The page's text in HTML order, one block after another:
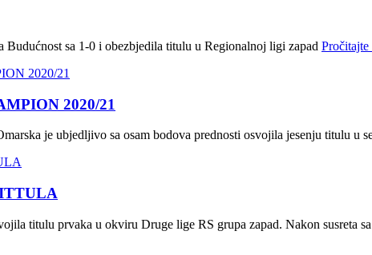
Budućnost sa 1-0 i obezbjedila titulu u Regionalnoj ligi zapad Pročitajte
2020/21
je ubjedljivo sa osam bodova prednosti osvojila jesenju titulu u
titulu prvaka u okviru Druge lige RS grupa zapad. Nakon susreta